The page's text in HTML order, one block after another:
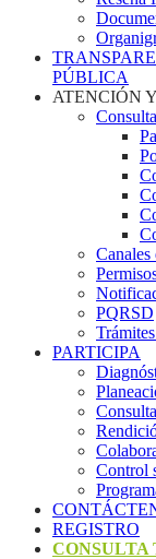
PÚBLICA
ATENCIÓN
Canales
PQRSD
PARTICIPA
Control
REGISTRO
CONSULTA